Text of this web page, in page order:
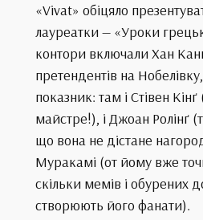
«Vivat» обіцяло
лауреатки — «Уроки
контори включали Хан
претендентів на
показник: там і Стівен Кінґ
майстре!), і Джоан Ролінґ
що вона не дістане
Муракамі (от йому вже
скільки мемів і обурених
створюють його фанати).